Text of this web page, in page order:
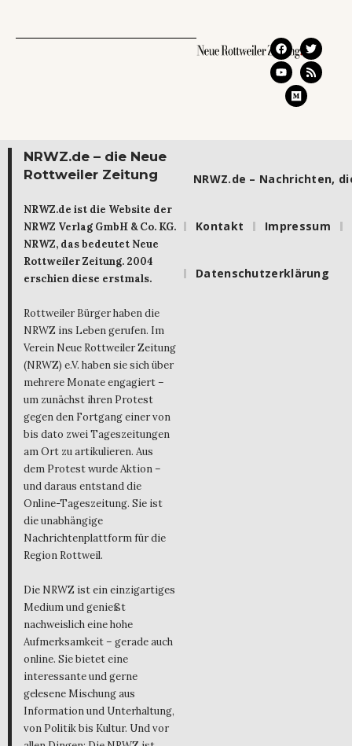
NRWZ.de – die Neue
Rottweiler Zeitung
NRWZ.de ist die Website der
NRWZ Verlag GmbH & Co. KG.
NRWZ, das bedeutet Neue
Rottweiler Zeitung. 2004
erschien diese erstmals.
Rottweiler Bürger haben die
NRWZ ins Leben gerufen. Im
Verein Neue Rottweiler Zeitung
(NRWZ) e.V. haben sie sich über
mehrere Monate engagiert –
um zunächst ihren Protest
gegen den Fortgang einer von
bis dato zwei Tageszeitungen
am Ort zu artikulieren. Aus
dem Protest wurde Aktion –
und daraus entstand die
Online-Tageszeitung. Sie ist
die unabhängige
Nachrichtenplattform für die
Region Rottweil.
Die NRWZ ist ein einzigartiges
Medium und genießt
nachweislich eine hohe
Aufmerksamkeit – gerade auch
online. Sie bietet eine
interessante und gerne
gelesene Mischung aus
Information und Unterhaltung,
von Politik bis Kultur. Und vor
NRWZ.de – Nachrichten,
Kontakt Impressum
Datenschutzerklärung